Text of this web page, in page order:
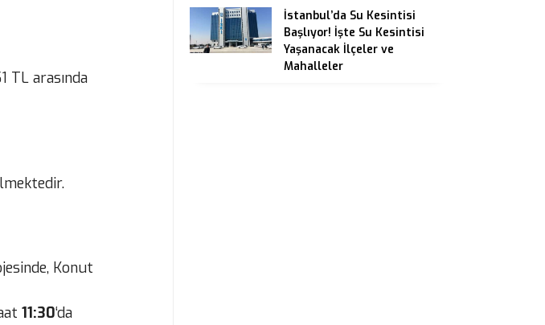
TL arasında
Konut
11:30‘da
İstanbul’da Su Kesintisi
Başlıyor! İşte Su Kesintisi
Yaşanacak İlçeler ve
Mahalleler